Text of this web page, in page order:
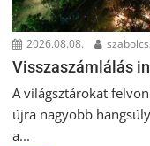
2026.08.08.
Visszaszámlálás
A világsztárokat
újra nagyobb
a...